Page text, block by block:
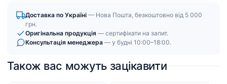
Доставка по Україні — Нова Пошта, безкоштовно від 5 000
грн.
Оригінальна продукція — сертифікати на запит.
Консультація менеджера — у будні 10:00–18:00.
Також вас можуть зацікавити